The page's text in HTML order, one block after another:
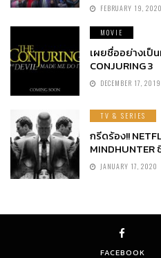
FEBRUARY 19, 2020
MOVIE
เผยชื่ออย่างเป็
CONJURING 3
DECEMBER 17, 2019
TV & SERIES
กรีดร้อง!!
MINDHUNTER
JANUARY 17, 2020
FACEBOOK